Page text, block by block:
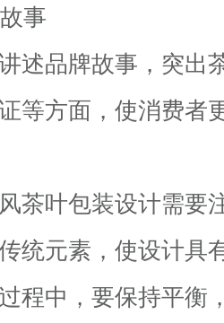
事
述品牌故事，突出
等方面，使消费者
茶叶包装设计需要
统元素，使设计具
程中，要保持平衡